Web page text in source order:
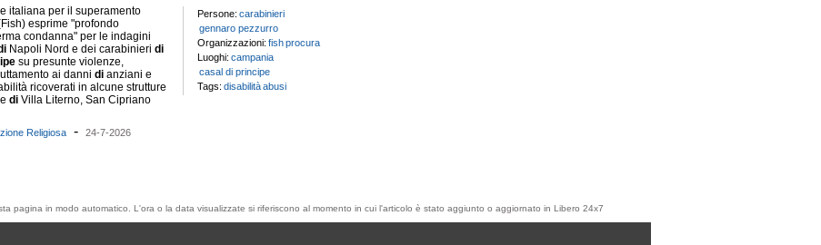
italiana per il superamento
esprime "profondo
condanna" per le indagini
Napoli Nord e dei carabinieri di
su presunte violenze,
ai danni di anziani e
ricoverati in alcune strutture
di Villa Literno, San Cipriano
Religiosa - 24-7-2026
Persone: carabinieri
gennaro pezzurro
Organizzazioni: fishprocura
Luoghi: campania
casal di principe
Tags: disabilitàabusi
pagina in modo automatico. L'ora o la data visualizzate si riferiscono al momento in cui l'articolo è stato aggiunto o aggiornato in Libero 24x7